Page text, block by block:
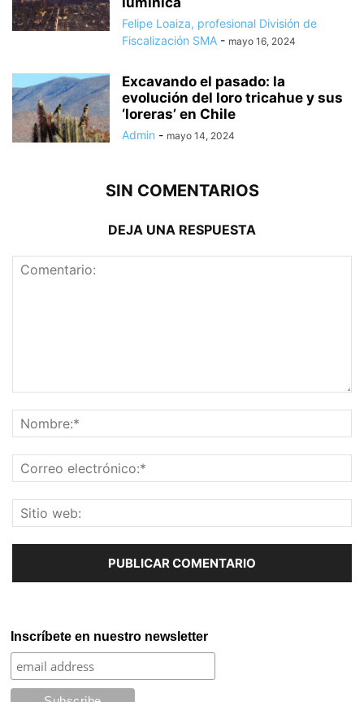
Felipe Loaiza, profesional División de
Fiscalización SMA - mayo 16, 2024
Excavando el pasado: la
evolución del loro tricahue y sus
‘loreras’ en Chile
Admin - mayo 14, 2024
SIN COMENTARIOS
DEJA UNA RESPUESTA
Inscríbete en nuestro newsletter